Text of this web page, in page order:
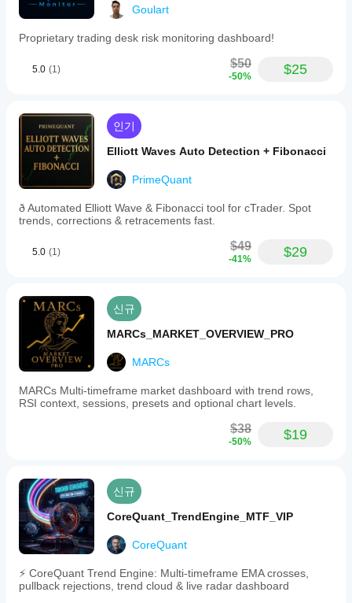
Goulart
Proprietary trading desk risk monitoring dashboard!
5.0 (1) $50
-50% $25
인기
Elliott Waves Auto Detection + Fibonacci
PrimeQuant
ð Automated Elliott Wave & Fibonacci tool for cTrader. Spot
trends, corrections & retracements fast.
5.0 (1) $49
-41% $29
신규
MARCs_MARKET_OVERVIEW_PRO
MARCs
MARCs Multi-timeframe market dashboard with trend rows,
RSI context, sessions, presets and optional chart levels.
$38
-50% $19
신규
CoreQuant_TrendEngine_MTF_VIP
CoreQuant
⚡ CoreQuant Trend Engine: Multi-timeframe EMA crosses,
pullback rejections, trend cloud & live radar dashboard